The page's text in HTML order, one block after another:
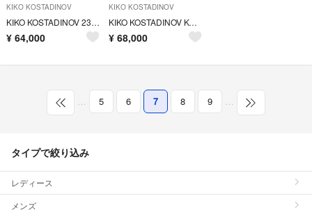
KIKO KOSTADINOV
KIKO KOSTADINOV 23SS VENTILATION COAT
¥ 64,000
KIKO KOSTADINOV
KIKO KOSTADINOV KONKORD JEANS
¥ 68,000
… 5 6 7 8 9 …
タイプで絞り込み
レディース
メンズ